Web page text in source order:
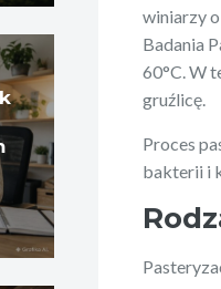
winiarzy
Badania
60°C. W
gruźlicę.
Proces
bakterii i